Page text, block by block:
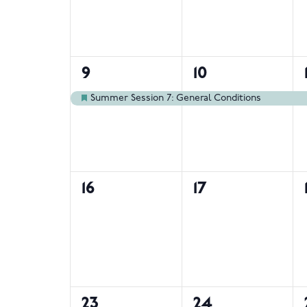
1
begivenhed,
9
Fremhævet
Summer Session 7: General Conditions
1
begivenhed,
10
1
0
16
0
17
0
0